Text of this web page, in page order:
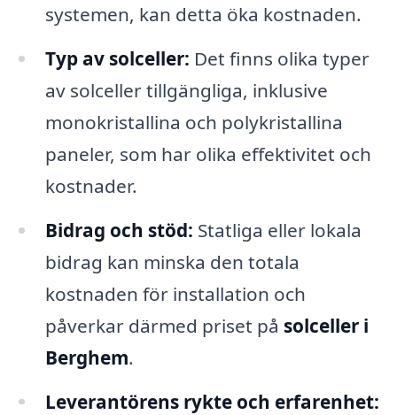
systemen, kan detta öka kostnaden.
Typ av solceller: Det finns olika typer
av solceller tillgängliga, inklusive
monokristallina och polykristallina
paneler, som har olika effektivitet och
kostnader.
Bidrag och stöd: Statliga eller lokala
bidrag kan minska den totala
kostnaden för installation och
påverkar därmed priset på solceller i
Berghem.
Leverantörens rykte och erfarenhet: